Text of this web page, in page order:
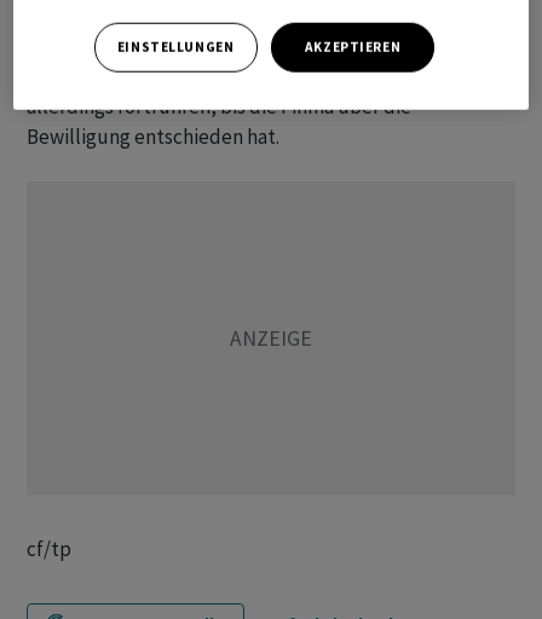
wird laut Finma noch längere Zeit in Anspruch nehmen.
Institute, die ihr Gesuch fristgerecht bei der Finma
eingereicht haben, können ihre Geschäftstätigkeit
allerdings fortführen, bis die Finma über die
Bewilligung entschieden hat.
cf/tp
EINSTELLUNGEN AKZEPTIEREN